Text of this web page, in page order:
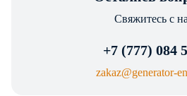
Свяжитесь с
+7 (777) 084
zakaz@generator-